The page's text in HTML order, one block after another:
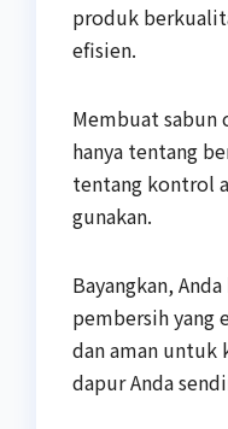
produk
efisien.
Membuat sabun
hanya tentang
tentang kontrol
gunakan.
Bayangkan,
pembersih yang
dan aman untuk
dapur Anda